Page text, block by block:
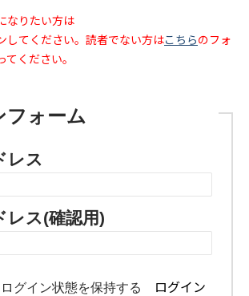
なりたい方は
してください。読者でない方はこちらのフォ
ください。
フォーム
レス
レス(確認用)
ログイン状態を保持する